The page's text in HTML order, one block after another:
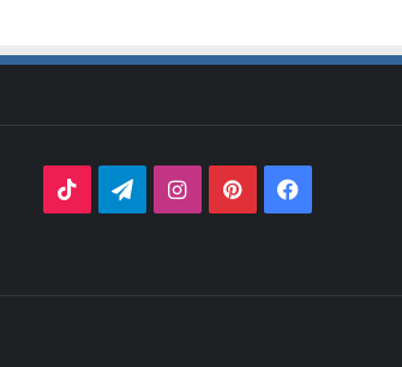
فيسبوكبينتيريستانستقرامتيلقرام